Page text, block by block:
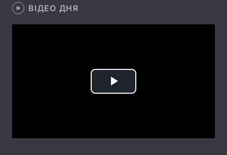
Зброя
Регіони
ВІДЕО ДНЯ
Play